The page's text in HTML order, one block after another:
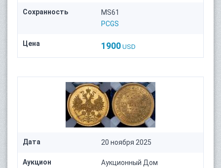
Сохранность
MS61
PCGS
Цена 1900 USD
Дата 20 ноября 2025
Аукцион
Аукционный Дом